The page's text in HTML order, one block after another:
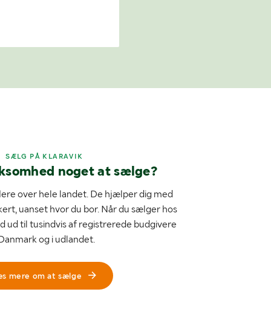
SÆLG PÅ KLARAVIK
noget at sælge?
over hele landet. De hjælper dig med
uanset hvor du bor. Når du sælger hos
ud til tusindvis af registrerede budgivere
og i udlandet.
mere om at sælge